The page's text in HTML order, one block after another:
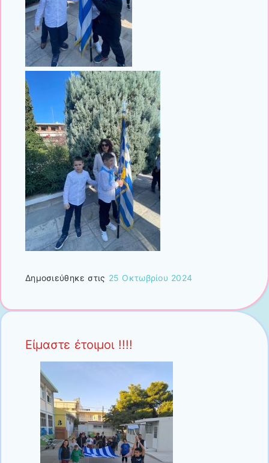
Δημοσιεύθηκε στις 25 Οκτωβρίου 2024
Είμαστε έτοιμοι !!!!